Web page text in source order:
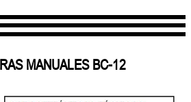
MANUALES BC-12